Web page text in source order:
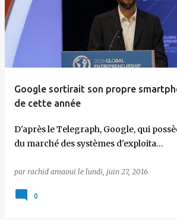
Google sortirait son propre
de cette année
D'après le Telegraph, Google, qui
du marché des systèmes d'exploita…
par rachid amaoui le lundi, juin 27, 2016
0